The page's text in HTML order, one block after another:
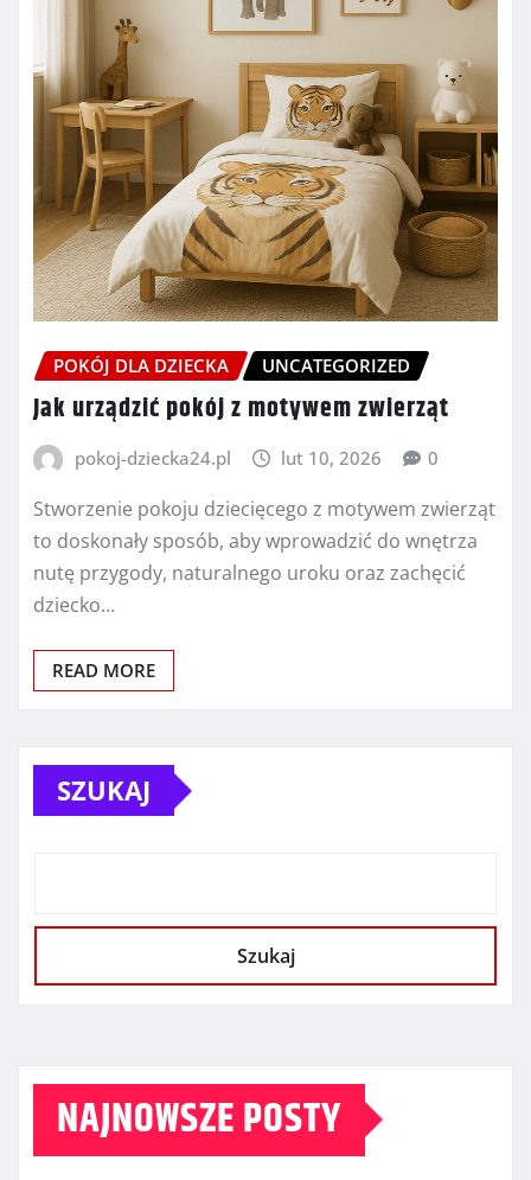
POKÓJ DLA DZIECKA UNCATEGORIZED
Jak urządzić pokój z motywem zwierząt
pokoj-dziecka24.pl lut 10, 2026 0
Stworzenie pokoju dziecięcego z motywem zwierząt
to doskonały sposób, aby wprowadzić do wnętrza
nutę przygody, naturalnego uroku oraz zachęcić
dziecko…
READ MORE
SZUKAJ
Szukaj
NAJNOWSZE POSTY